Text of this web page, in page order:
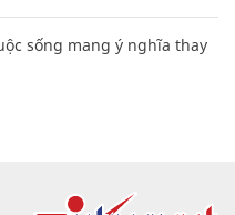
sống mang ý nghĩa thay